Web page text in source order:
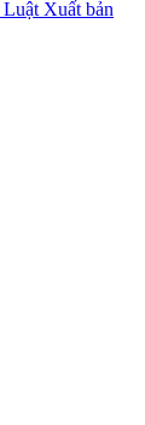
Xuất bản